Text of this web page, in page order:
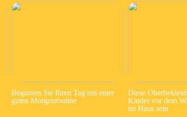
Beginnen Sie Ihren Tag mit einer
guten Morgenroutine
Diese
Kinder vor dem
im Haus sein